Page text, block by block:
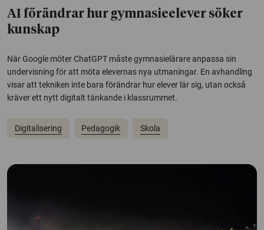
AI förändrar hur gymnasieelever söker
kunskap
När Google möter ChatGPT måste gymnasielärare anpassa sin
undervisning för att möta elevernas nya utmaningar. En avhandling
visar att tekniken inte bara förändrar hur elever lär sig, utan också
kräver ett nytt digitalt tänkande i klassrummet.
Digitalisering Pedagogik Skola